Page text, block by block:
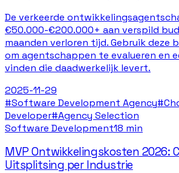
De verkeerde
€50.000-€200.000+ aan verspild
maanden verloren tijd. Gebruik deze
om agentschappen te evalueren en
vinden die daadwerkelijk levert.
2025-11-29
#Software Development Agency#
Developer#Agency Selection
Software Development18 min
MVP Ontwikkelingskosten 2026:
Uitsplitsing per Industrie